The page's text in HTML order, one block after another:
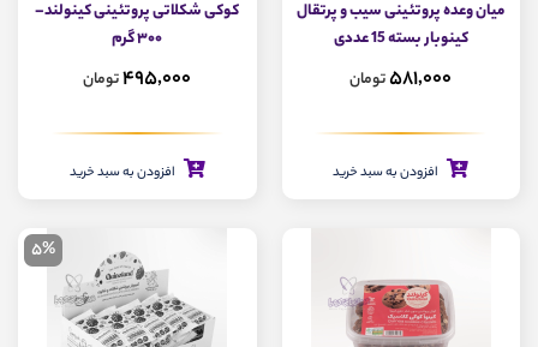
میان وعده پروتئینی سیب و پرتقال
کینوبار بسته 15 عددی
581,000تومان
افزودن به سبد خرید
کوکی شکلاتی پروتئینی کینولند–
۳۰۰ گرم
495,000تومان
افزودن به سبد خرید
5%